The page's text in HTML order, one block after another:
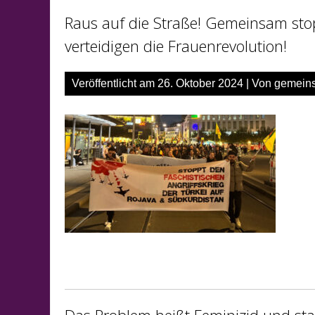
Raus auf die Straße! Gemeinsam
verteidigen die Frauenrevolution!
Veröffentlicht am 26. Oktober 2024 | Von